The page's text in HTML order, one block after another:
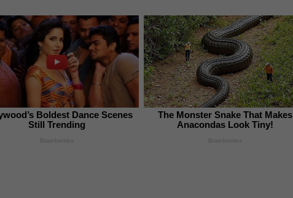
Boldest Dance Scenes
Still Trending
Brainberries
The Monster Snake That Makes
Anacondas Look Tiny!
Brainberries